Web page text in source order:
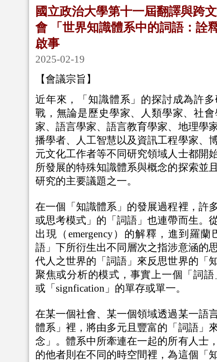
國立政治大學第十一屆翻譯與跨
會 「世界知識體系中的詞語：詮
啟事
2025-02-19
【會議宗旨】
近年來，「知識體系」的探討成為許
戰，無論是歷史學家、人類學家、社
家、語言學家、語言教育學家、地理學
播學者、人工智慧以及資訊工程學家、
元文化工作者等不同研究領域人士都開
所發展的特殊知識體系與概念的探索並
研究的主要議題之一。
在一個「知識體系」的發展過程裡，許
或思考模式」的「詞語」也連帶而生。
出現（emergency）的解釋，進到羅
語」下所衍生出不同層次之指涉意涵的
代人之世界的「詞語」來反思世界的「
聚焦或分析的模式，事實上一個「詞語
或「signfication」的單存或單一。
在某一個社會、某一個領域透過某一語
體系」裡，將由多元且豐富的「詞語」
念」。體系中所牽連在一起的所有人士
的他者則在不同的時空間裡，為這個「